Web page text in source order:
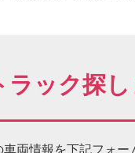
ラック探
車両情報を下記フォー